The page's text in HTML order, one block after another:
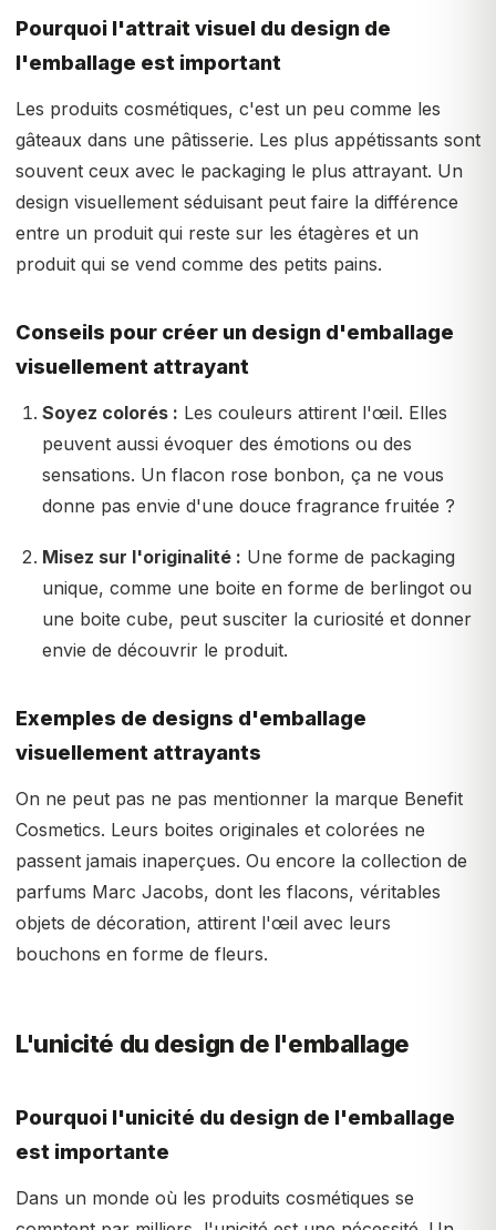
Pourquoi l'attrait visuel du design de
l'emballage est important
Les produits cosmétiques, c'est un peu comme les
gâteaux dans une pâtisserie. Les plus appétissants sont
souvent ceux avec le packaging le plus attrayant. Un
design visuellement séduisant peut faire la différence
entre un produit qui reste sur les étagères et un
produit qui se vend comme des petits pains.
Conseils pour créer un design d'emballage
visuellement attrayant
Soyez colorés : Les couleurs attirent l'œil. Elles
peuvent aussi évoquer des émotions ou des
sensations. Un flacon rose bonbon, ça ne vous
donne pas envie d'une douce fragrance fruitée ?
Misez sur l'originalité : Une forme de packaging
unique, comme une boite en forme de berlingot ou
une boite cube, peut susciter la curiosité et donner
envie de découvrir le produit.
Exemples de designs d'emballage
visuellement attrayants
On ne peut pas ne pas mentionner la marque Benefit
Cosmetics. Leurs boites originales et colorées ne
passent jamais inaperçues. Ou encore la collection de
parfums Marc Jacobs, dont les flacons, véritables
objets de décoration, attirent l'œil avec leurs
bouchons en forme de fleurs.
L'unicité du design de l'emballage
Pourquoi l'unicité du design de l'emballage
est importante
Dans un monde où les produits cosmétiques se